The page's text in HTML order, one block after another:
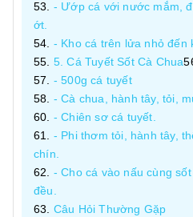
- Ướp cá với nước mắm,
ớt.
- Kho cá trên lửa nhỏ đến
5. Cá Tuyết Sốt Cà Chua
- 500g cá tuyết
- Cà chua, hành tây, tỏi,
- Chiên sơ cá tuyết.
- Phi thơm tỏi, hành tây,
chín.
- Cho cá vào nấu cùng
đều.
Câu Hỏi Thường Gặp